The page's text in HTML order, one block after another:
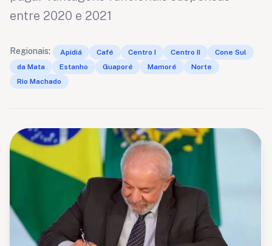
entre 2020 e 2021
Regionais: Apidiá Café Centro I Centro II
Cone Sul
da Mata
Estanho Guaporé Mamoré
Norte
Rio Machado